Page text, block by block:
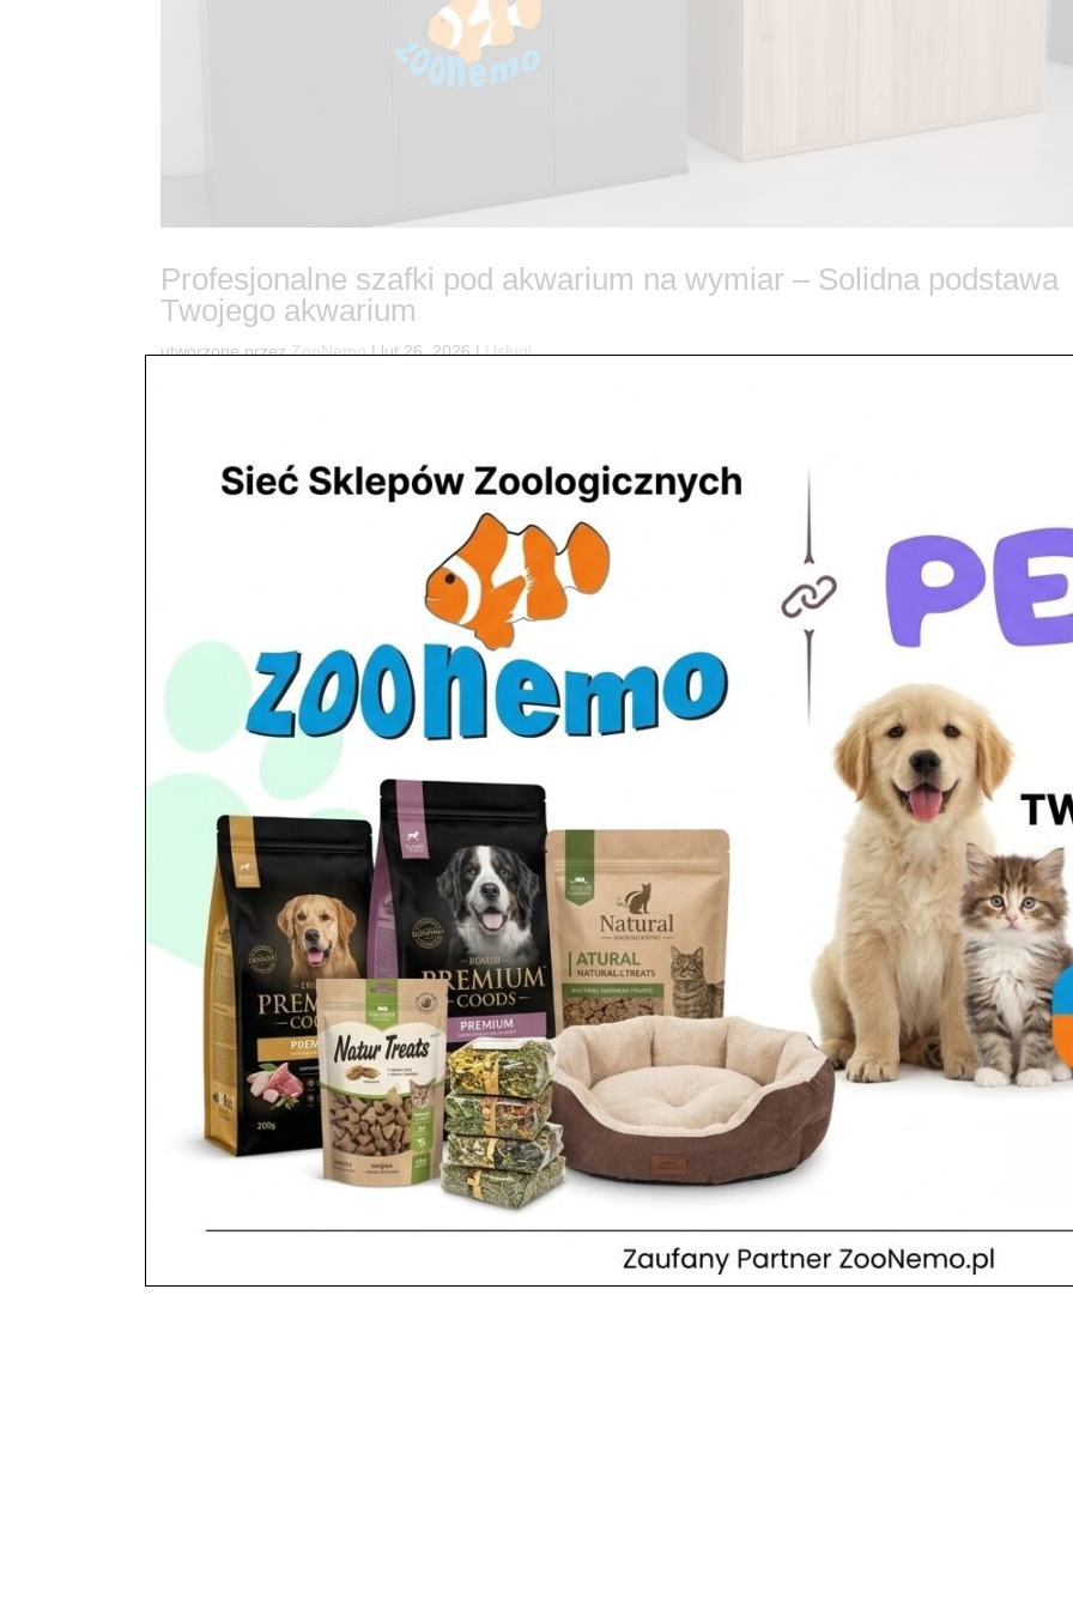
Profesjonalne szafki pod akwarium na wymiar – Solidna podstawa
Twojego akwarium
utworzone przezZooNemo|lut 26, 2026|Usługi